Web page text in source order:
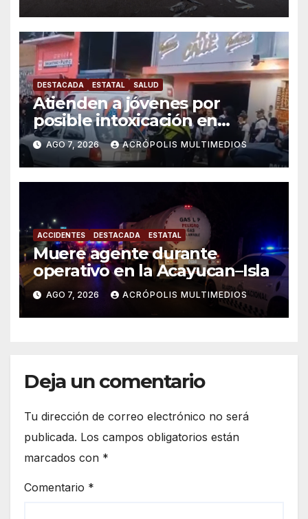
DESTACADA ESTATAL SALUD
Atienden a jóvenes por
posible intoxicación en
Orizaba
AGO 7, 2026 ACRÓPOLIS MULTIMEDIOS
ACCIDENTES DESTACADA ESTATAL
Muere agente durante
operativo en la Acayucan–Isla
AGO 7, 2026 ACRÓPOLIS MULTIMEDIOS
Deja un comentario
Tu dirección de correo electrónico no será
publicada. Los campos obligatorios están
marcados con *
Comentario *